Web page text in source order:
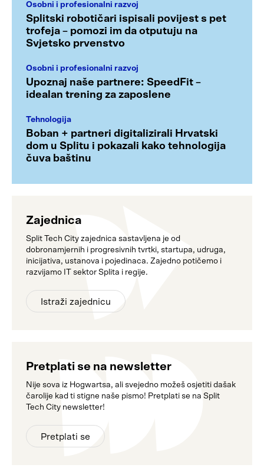
Osobni i profesionalni razvoj
Splitski robotičari ispisali povijest s pet
trofeja – pomozi im da otputuju na
Svjetsko prvenstvo
Osobni i profesionalni razvoj
Upoznaj naše partnere: SpeedFit –
idealan trening za zaposlene
Tehnologija
Boban + partneri digitalizirali Hrvatski
dom u Splitu i pokazali kako tehnologija
čuva baštinu
Zajednica
Split Tech City zajednica sastavljena je od
dobronamjernih i progresivnih tvrtki, startupa, udruga,
inicijativa, ustanova i pojedinaca. Zajedno potičemo i
razvijamo IT sektor Splita i regije.
Istraži zajednicu
Pretplati se na newsletter
Nije sova iz Hogwartsa, ali svejedno možeš osjetiti dašak
čarolije kad ti stigne naše pismo! Pretplati se na Split
Tech City newsletter!
Pretplati se